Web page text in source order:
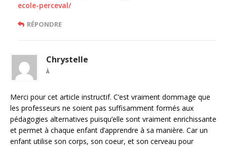
ecole-perceval/
RÉPONDRE
Chrystelle
À
Merci pour cet article instructif. C’est vraiment dommage que
les professeurs ne soient pas suffisamment formés aux
pédagogies alternatives puisqu’elle sont vraiment enrichissante
et permet à chaque enfant d’apprendre à sa manière. Car un
enfant utilise son corps, son coeur, et son cerveau pour